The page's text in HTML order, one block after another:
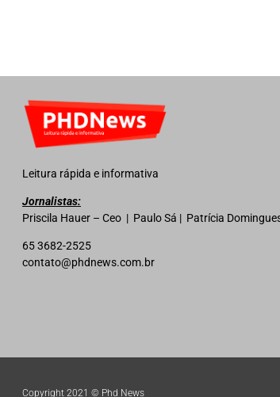
Leitura rápida e informativa
Jornalistas:
Priscila Hauer – Ceo | Paulo Sá | Patrícia
65 3682-2525
contato@phdnews.com.br
Copyright 2021 © Phd News